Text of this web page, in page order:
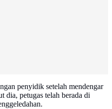
penyidik setelah mendengar
dia, petugas telah berada di